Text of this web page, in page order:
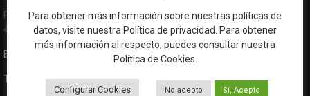
Ronda del Cañillo, s/n
45600 Talavera de la Reina (Toledo)
Email: oficinaturismo@talavera.org
Teléfono: 925 82 63 22
Para obtener más información sobre nuestras políticas de
datos, visite nuestra Política de privacidad. Para obtener
más información al respecto, puedes consultar nuestra
Política de Cookies.
Configurar Cookies No acepto Sí, Acepto